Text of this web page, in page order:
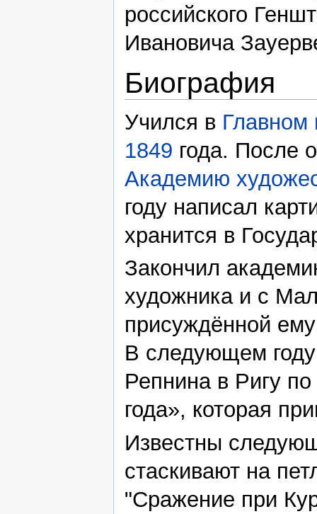
российского
Ивановича
Биография
Учился в
1849 года. После
Академию
году написал
хранится в
Закончил
художника и с
присуждённой
В следующем году
Репнина в Ригу по
года», которая
Известны
стаскивают на
"Сражение при